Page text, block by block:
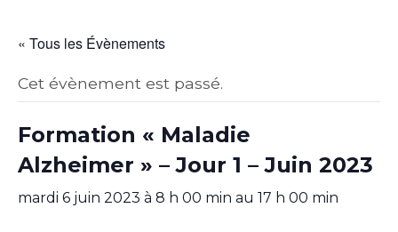
« Tous les Évènements
Cet évènement est passé.
Formation « Maladie
Alzheimer » – Jour 1 – Juin 2023
mardi 6 juin 2023 à 8 h 00 min au 17 h 00 min